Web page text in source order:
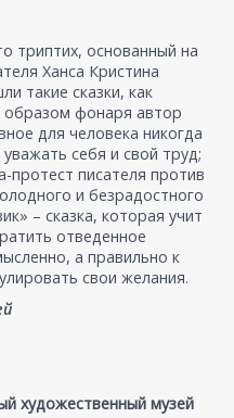
триптих, основанный на
Ханса Кристина
такие сказки, как
образом фонаря автор
для человека никогда
себя и свой труд;
протест писателя против
и безрадостного
– сказка, которая учит
отведенное
а правильно к
свои желания.
художественный музей